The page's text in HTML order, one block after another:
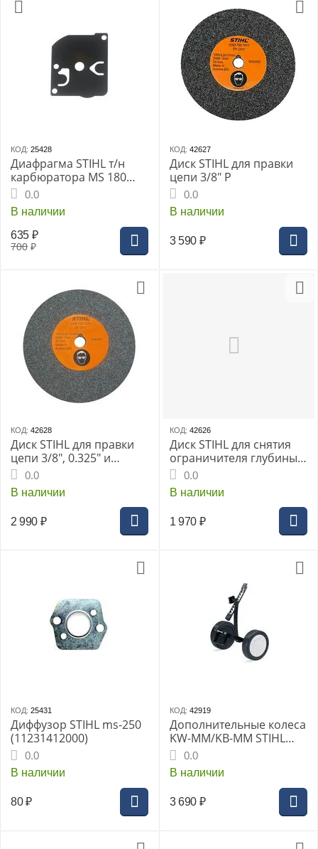
КОД: 25428
Диафрагма STIHL т/н
карбюратора MS 180
(1130-121-4800)
0.0
В наличии
700 ₽
635 ₽
КОД: 42627
Диск STIHL для правки
цепи 3/8" Р
0.0
В наличии
3 590 ₽
КОД: 42628
Диск STIHL для правки
цепи 3/8", 0.325" и
заточки нож. м/ножниц
0.0
В наличии
2 990 ₽
КОД: 42626
Диск STIHL для снятия
ограничителя глубины
3/8", 0,325", 0,404"
0.0
В наличии
1 970 ₽
КОД: 25431
Диффузор STIHL ms-250
(11231412000)
0.0
В наличии
80 ₽
КОД: 42919
Дополнительные колеса
KW-MM/KB-MM STIHL
(46010071008)
0.0
В наличии
3 690 ₽